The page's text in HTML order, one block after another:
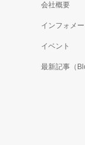
会社概要
インフォメ
イベント
最新記事（